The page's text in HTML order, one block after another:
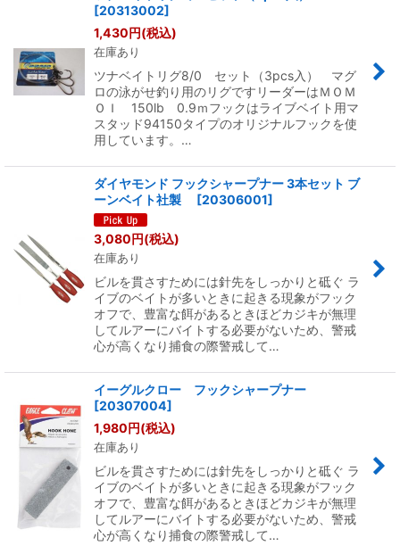
[20313002]
1,430円(税込)
在庫あり
ツナベイトリグ8/0 セット（3pcs入） マグ
ロの泳がせ釣り用のリグですリーダーはＭＯＭ
ＯＩ 150lb 0.9ｍフックはライブベイト用マ
スタッド94150タイプのオリジナルフックを使
用しています。…
ダイヤモンド フックシャープナー 3本セット ブ
ーンベイト社製
[20306001]
3,080円(税込)
在庫あり
ビルを貫さすためには針先をしっかりと砥ぐ ラ
イブのベイトが多いときに起きる現象がフック
オフで、豊富な餌があるときほどカジキが無理
してルアーにバイトする必要がないため、警戒
心が高くなり捕食の際警戒して…
イーグルクロー フックシャープナー
[20307004]
1,980円(税込)
在庫あり
ビルを貫さすためには針先をしっかりと砥ぐ ラ
イブのベイトが多いときに起きる現象がフック
オフで、豊富な餌があるときほどカジキが無理
してルアーにバイトする必要がないため、警戒
心が高くなり捕食の際警戒して…